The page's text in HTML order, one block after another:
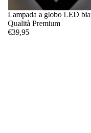
Lampada a globo LED
Qualità Premium
€39,95